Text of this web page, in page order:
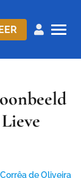
de Oliveira